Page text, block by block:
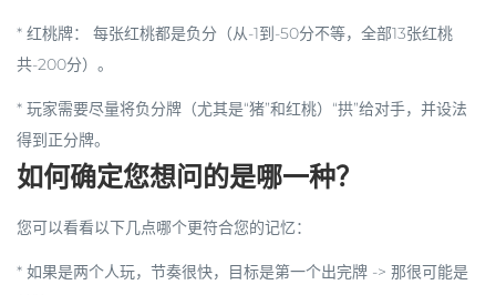
* 红桃牌： 每张红桃都是负分（从-1到-50分不等，全部13张红桃
共-200分）。
* 玩家需要尽量将负分牌（尤其是“猪”和红桃）“拱”给对手，并设法
得到正分牌。
如何确定您想问的是哪一种？
您可以看看以下几点哪个更符合您的记忆：
* 如果是两个人玩，节奏很快，目标是第一个出完牌 -> 那很可能是